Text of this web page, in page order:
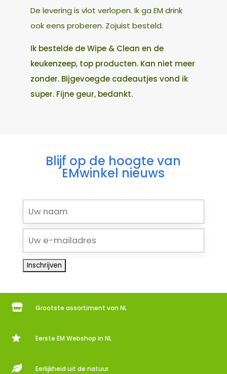
De levering is vlot verlopen. Ik ga EM drink
ook eens proberen. Zojuist besteld.
Ik bestelde de Wipe & Clean en de
keukenzeep, top producten. Kan niet meer
zonder. Bijgevoegde cadeautjes vond ik
super. Fijne geur, bedankt.
Blijf op de hoogte van
EMwinkel nieuws
 Grootste assortiment van NL
 Eerste EM Webshop in NL
 Eerlijkheid uit de natuur